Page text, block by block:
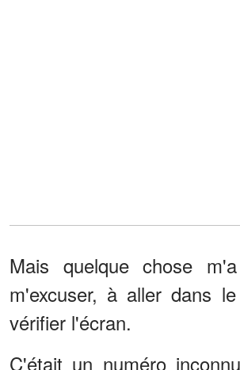
Mais quelque chose
m'excuser, à aller dans
vérifier l'écran.
C'était un numéro